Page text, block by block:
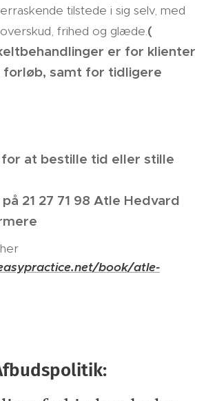
tilstede i sig selv, med
frihed og glæde.(
er for klienter
samt for tidligere
for at bestille tid eller stille
21 27 71 98 Atle Hedvard
book/atle-